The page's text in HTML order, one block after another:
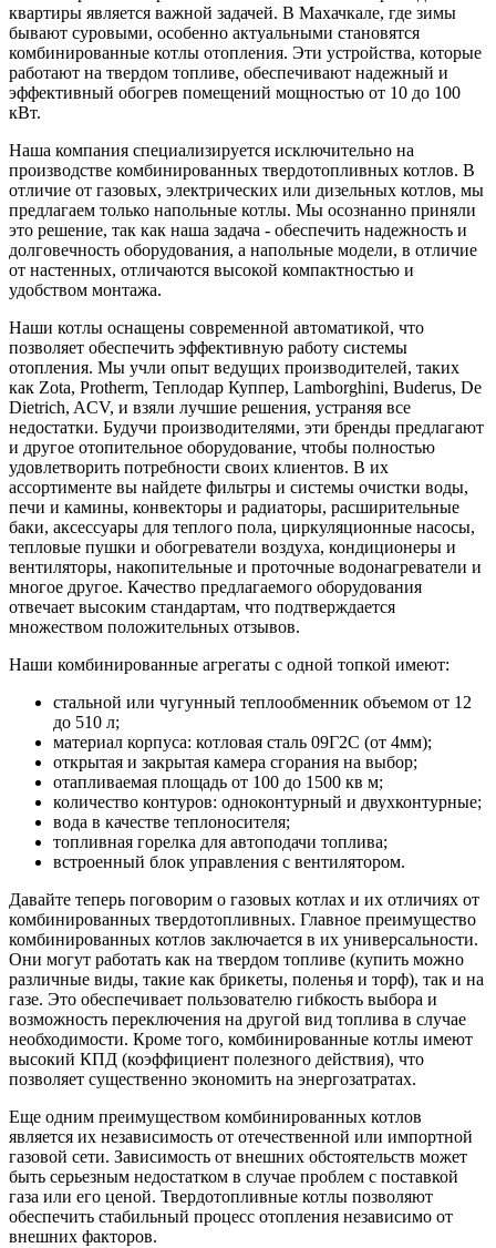
квартиры является важной задачей. В Махачкале, где зимы
бывают суровыми, особенно актуальными становятся
комбинированные котлы отопления. Эти устройства, которые
работают на твердом топливе, обеспечивают надежный и
эффективный обогрев помещений мощностью от 10 до 100
кВт.
Наша компания специализируется исключительно на
производстве комбинированных твердотопливных котлов. В
отличие от газовых, электрических или дизельных котлов, мы
предлагаем только напольные котлы. Мы осознанно приняли
это решение, так как наша задача - обеспечить надежность и
долговечность оборудования, а напольные модели, в отличие
от настенных, отличаются высокой компактностью и
удобством монтажа.
Наши котлы оснащены современной автоматикой, что
позволяет обеспечить эффективную работу системы
отопления. Мы учли опыт ведущих производителей, таких
как Zota, Protherm, Теплодар Куппер, Lamborghini, Buderus, De
Dietrich, ACV, и взяли лучшие решения, устраняя все
недостатки. Будучи производителями, эти бренды предлагают
и другое отопительное оборудование, чтобы полностью
удовлетворить потребности своих клиентов. В их
ассортименте вы найдете фильтры и системы очистки воды,
печи и камины, конвекторы и радиаторы, расширительные
баки, аксессуары для теплого пола, циркуляционные насосы,
тепловые пушки и обогреватели воздуха, кондиционеры и
вентиляторы, накопительные и проточные водонагреватели и
многое другое. Качество предлагаемого оборудования
отвечает высоким стандартам, что подтверждается
множеством положительных отзывов.
Наши комбинированные агрегаты с одной топкой имеют:
стальной или чугунный теплообменник объемом от 12
до 510 л;
материал корпуса: котловая сталь 09Г2С (от 4мм);
открытая и закрытая камера сгорания на выбор;
отапливаемая площадь от 100 до 1500 кв м;
количество контуров: одноконтурный и двухконтурные;
вода в качестве теплоносителя;
топливная горелка для автоподачи топлива;
встроенный блок управления с вентилятором.
Давайте теперь поговорим о газовых котлах и их отличиях от
комбинированных твердотопливных. Главное преимущество
комбинированных котлов заключается в их универсальности.
Они могут работать как на твердом топливе (купить можно
различные виды, такие как брикеты, поленья и торф), так и на
газе. Это обеспечивает пользователю гибкость выбора и
возможность переключения на другой вид топлива в случае
необходимости. Кроме того, комбинированные котлы имеют
высокий КПД (коэффициент полезного действия), что
позволяет существенно экономить на энергозатратах.
Еще одним преимуществом комбинированных котлов
является их независимость от отечественной или импортной
газовой сети. Зависимость от внешних обстоятельств может
быть серьезным недостатком в случае проблем с поставкой
газа или его ценой. Твердотопливные котлы позволяют
обеспечить стабильный процесс отопления независимо от
внешних факторов.